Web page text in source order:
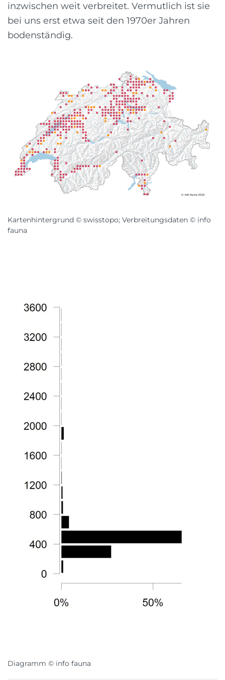
inzwischen weit verbreitet. Vermutlich ist sie
bei uns erst etwa seit den 1970er Jahren
bodenständig.
Kartenhintergrund © swisstopo; Verbreitungsdaten © info
fauna
Diagramm © info fauna